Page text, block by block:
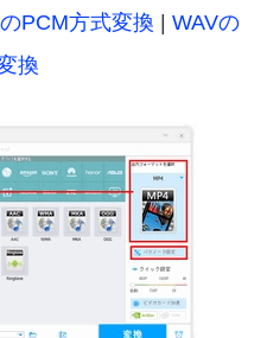
PCM方式変換 |WAVの
換